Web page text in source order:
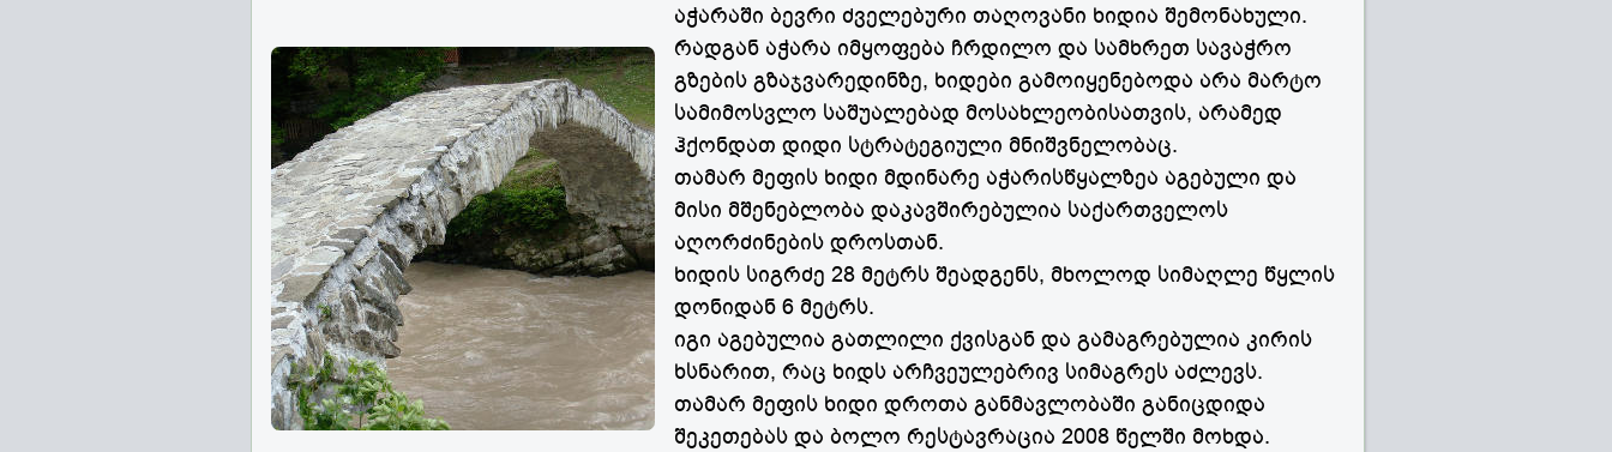
აჭარაში ბევრი ძველებური თაღოვანი ხიდია შემონახული.
რადგან აჭარა იმყოფება ჩრდილო და სამხრეთ სავაჭრო
გზების გზაჯვარედინზე, ხიდები გამოიყენებოდა არა მარტო
სამიმოსვლო საშუალებად მოსახლეობისათვის, არამედ
ჰქონდათ დიდი სტრატეგიული მნიშვნელობაც.
თამარ მეფის ხიდი მდინარე აჭარისწყალზეა აგებული და
მისი მშენებლობა დაკავშირებულია საქართველოს
აღორძინების დროსთან.
ხიდის სიგრძე 28 მეტრს შეადგენს, მხოლოდ სიმაღლე წყლის
დონიდან 6 მეტრს.
იგი აგებულია გათლილი ქვისგან და გამაგრებულია კირის
ხსნარით, რაც ხიდს არჩვეულებრივ სიმაგრეს აძლევს.
თამარ მეფის ხიდი დროთა განმავლობაში განიცდიდა
შეკეთებას და ბოლო რესტავრაცია 2008 წელში მოხდა.